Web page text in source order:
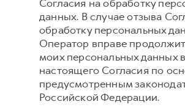
Согласия на обработку
данных. В случае отзыва
обработку персональных
Оператор вправе
моих персональных данных
настоящего Согласия по
предусмотренным
Российской Федерации.